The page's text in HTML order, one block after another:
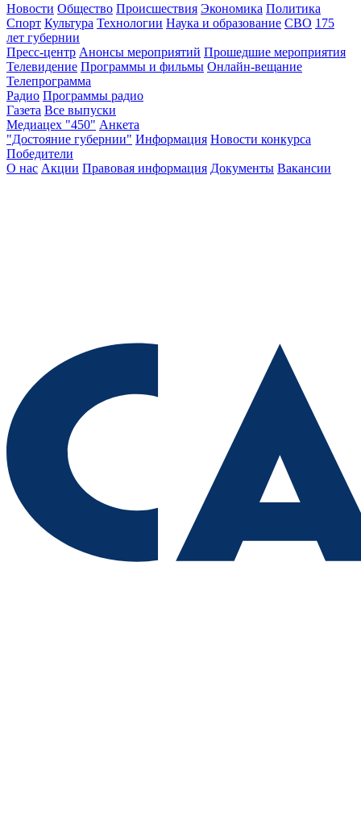
Новости Общество Происшествия Экономика Политика
Спорт Культура Технологии Наука и образование СВО 175
лет губернии
Пресс-центр Анонсы мероприятий Прошедшие мероприятия
Телевидение Программы и фильмы Онлайн-вещание
Телепрограмма
Радио Программы радио
Газета Все выпуски
Медиацех "450" Анкета
"Достояние губернии" Информация Новости конкурса
Победители
О нас Акции Правовая информация Документы Вакансии